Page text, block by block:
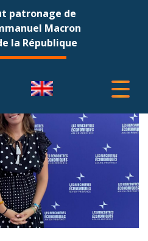
patronage de
Macron
la République